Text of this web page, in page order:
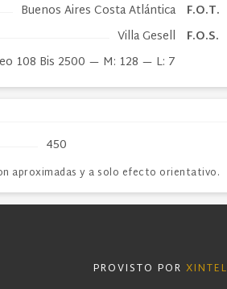
Buenos Aires Costa Atlántica
Villa Gesell
108 Bis 2500 — M: 128 — L: 7
F.O.T.
F.O.S.
450
aproximadas y a solo efecto orientativo.
PROVISTO POR XINTEL